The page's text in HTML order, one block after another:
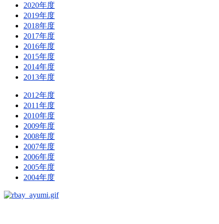
2020年度
2019年度
2018年度
2017年度
2016年度
2015年度
2014年度
2013年度
2012年度
2011年度
2010年度
2009年度
2008年度
2007年度
2006年度
2005年度
2004年度